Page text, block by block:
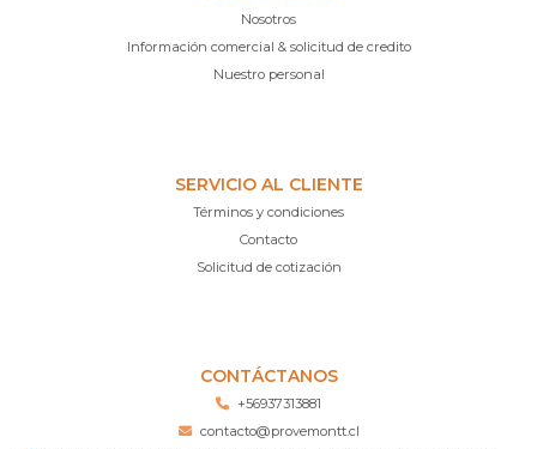
Nosotros
Información comercial & solicitud de credito
Nuestro personal
SERVICIO AL CLIENTE
Términos y condiciones
Contacto
Solicitud de cotización
CONTÁCTANOS
+56937313881
contacto@provemontt.cl